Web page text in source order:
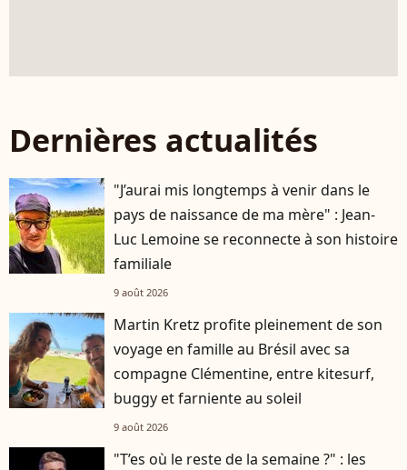
Dernières actualités
"J’aurai mis longtemps à venir dans le
pays de naissance de ma mère" : Jean-
Luc Lemoine se reconnecte à son histoire
familiale
9 août 2026
Martin Kretz profite pleinement de son
voyage en famille au Brésil avec sa
compagne Clémentine, entre kitesurf,
buggy et farniente au soleil
9 août 2026
"T’es où le reste de la semaine ?" : les